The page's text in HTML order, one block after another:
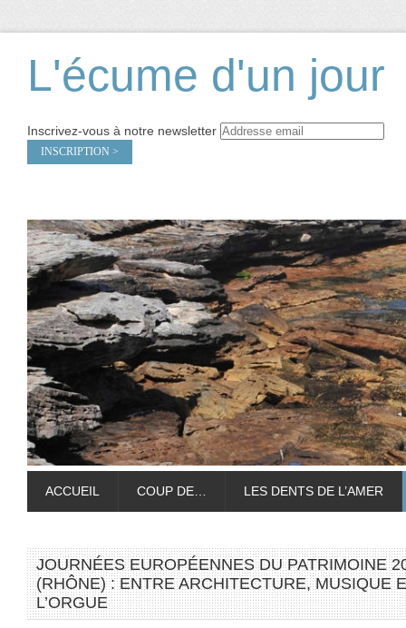
L'écume d'un jour
Inscrivez-vous à notre newsletter
ACCUEIL COUP DE… LES DENTS DE L’AMER
JOURNÉES EUROPÉENNES DU PATRIMOINE
(RHÔNE) : ENTRE ARCHITECTURE, MUSIQUE
L’ORGUE